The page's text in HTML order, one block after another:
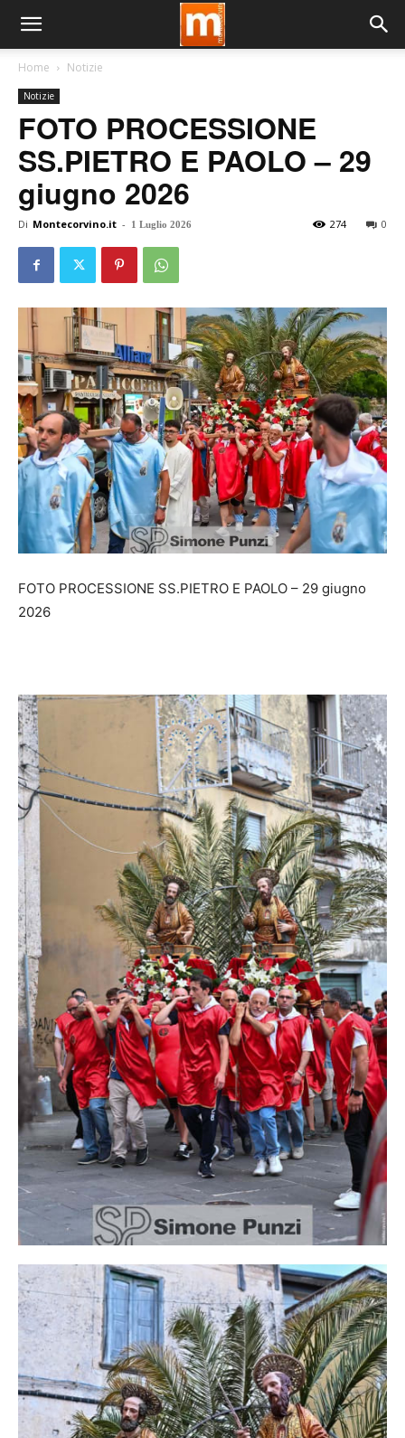
Home Notizie
Notizie
FOTO PROCESSIONE
SS.PIETRO E PAOLO – 29
giugno 2026
Di Montecorvino.it - 1 Luglio 2026 0
274
FOTO PROCESSIONE SS.PIETRO E PAOLO – 29 giugno
2026